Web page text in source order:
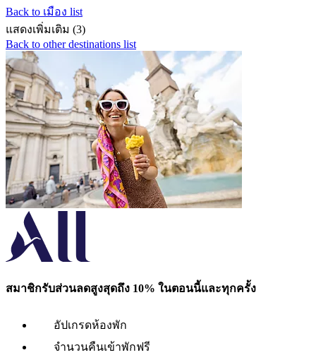
Back to เมือง list
แสดงเพิ่มเติม (3)
Back to other destinations list
สมาชิกรับส่วนลดสูงสุดถึง 10% ในตอนนี้และทุกครั้ง
อัปเกรดห้องพัก
จำนวนคืนเข้าพักฟรี